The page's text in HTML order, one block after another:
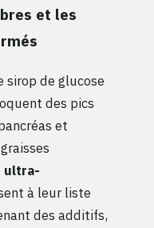
et les
sirop de glucose
des pics
et
ultra-
à leur liste
des additifs,